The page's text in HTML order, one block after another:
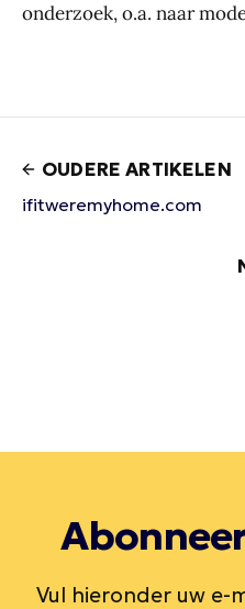
onderzoek, o.a. naar
OUDERE ARTIKELEN
ifitweremyhome.com
Vul hieronder uw e-